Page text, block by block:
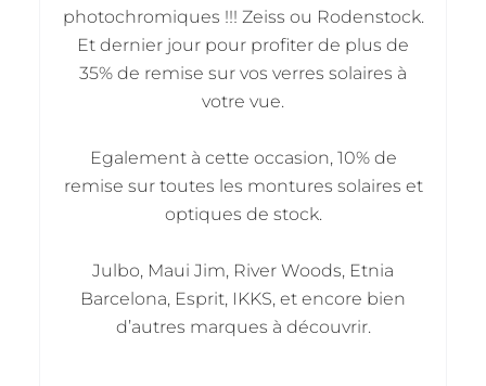
photochromiques !!! Zeiss ou Rodenstock.
Et dernier jour pour profiter de plus de
35% de remise sur vos verres solaires à
votre vue.
Egalement à cette occasion, 10% de
remise sur toutes les montures solaires et
optiques de stock.
Julbo, Maui Jim, River Woods, Etnia
Barcelona, Esprit, IKKS, et encore bien
d’autres marques à découvrir.